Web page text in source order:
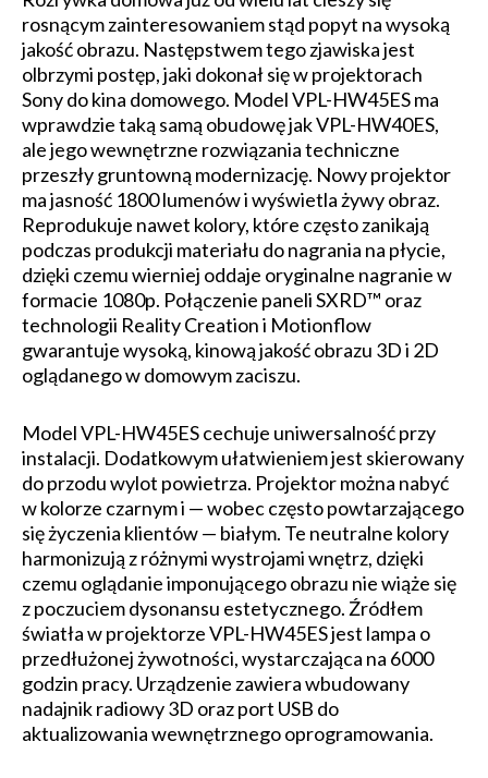
rosnącym zainteresowaniem stąd popyt na wysoką
jakość obrazu. Następstwem tego zjawiska jest
olbrzymi postęp, jaki dokonał się w projektorach
Sony do kina domowego. Model VPL-HW45ES ma
wprawdzie taką samą obudowę jak VPL-HW40ES,
ale jego wewnętrzne rozwiązania techniczne
przeszły gruntowną modernizację. Nowy projektor
ma jasność 1800 lumenów i wyświetla żywy obraz.
Reprodukuje nawet kolory, które często zanikają
podczas produkcji materiału do nagrania na płycie,
dzięki czemu wierniej oddaje oryginalne nagranie w
formacie 1080p. Połączenie paneli SXRD™ oraz
technologii Reality Creation i Motionflow
gwarantuje wysoką, kinową jakość obrazu 3D i 2D
oglądanego w domowym zaciszu.
Model VPL-HW45ES cechuje uniwersalność przy
instalacji. Dodatkowym ułatwieniem jest skierowany
do przodu wylot powietrza. Projektor można nabyć
w kolorze czarnym i — wobec często powtarzającego
się życzenia klientów — białym. Te neutralne kolory
harmonizują z różnymi wystrojami wnętrz, dzięki
czemu oglądanie imponującego obrazu nie wiąże się
z poczuciem dysonansu estetycznego. Źródłem
światła w projektorze VPL-HW45ES jest lampa o
przedłużonej żywotności, wystarczająca na 6000
godzin pracy. Urządzenie zawiera wbudowany
nadajnik radiowy 3D oraz port USB do
aktualizowania wewnętrznego oprogramowania.